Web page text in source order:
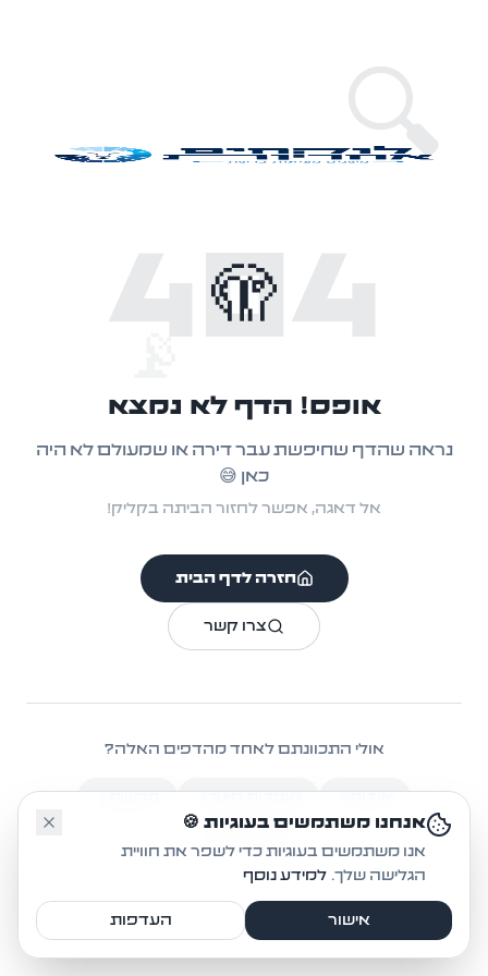
🔍
🤔
404
🫣
אופס! הדף לא נמצא
נראה שהדף שחיפשת עבר דירה או שמעולם לא היה
כאן 😅
אל דאגה, אפשר לחזור הביתה בקליק!
חזרה לדף הבית
צרו קשר
אולי התכוונתם לאחד מהדפים האלה?
אנחנו משתמשים בעוגיות 🍪
אנו משתמשים בעוגיות כדי לשפר את חוויית
הגלישה שלך. למידע נוסף
אישור העדפות